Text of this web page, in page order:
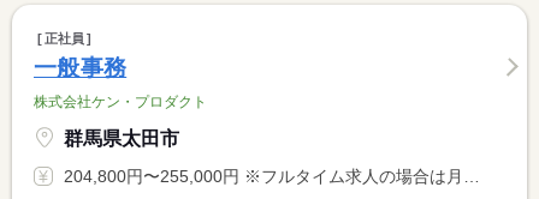
正社員
一般事務
株式会社ケン・プロダクト
群馬県太田市
204,800円〜255,000円 ※フルタイム求人の場合は月額（換算額）、パート求人の場合は時間額を表示しています。